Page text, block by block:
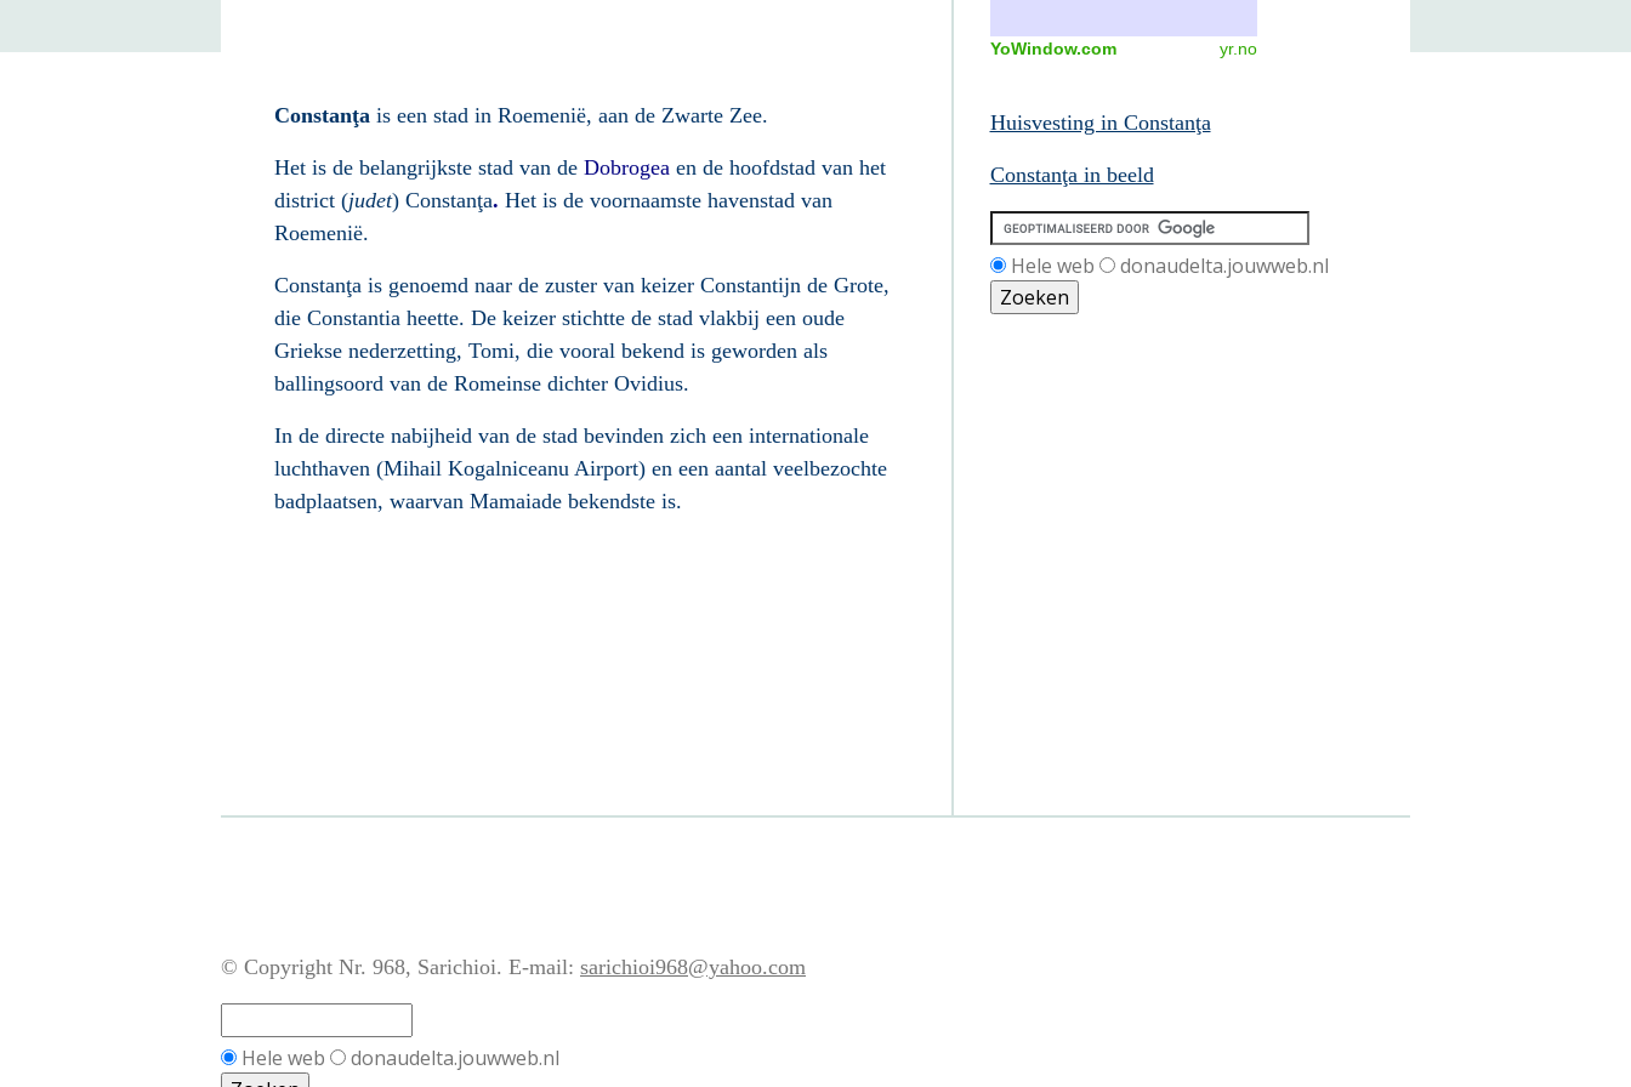
Constanţa is een stad in Roemenië, aan de Zwarte Zee.
Het is de belangrijkste stad van de Dobrogea en de hoofdstad van het
district (judet) Constanţa. Het is de voornaamste havenstad van
Roemenië.
Constanţa is genoemd naar de zuster van keizer Constantijn de Grote,
die Constantia heette. De keizer stichtte de stad vlakbij een oude
Griekse nederzetting, Tomi, die vooral bekend is geworden als
ballingsoord van de Romeinse dichter Ovidius.
In de directe nabijheid van de stad bevinden zich een internationale
luchthaven (Mihail Kogalniceanu Airport) en een aantal veelbezochte
badplaatsen, waarvan Mamaiade bekendste is.
YoWindow.com yr.no
Huisvesting in Constanţa
Constanţa in beeld
Hele web donaudelta.jouwweb.nl
© Copyright Nr. 968, Sarichioi. E-mail: sarichioi968@yahoo.com
Hele web donaudelta.jouwweb.nl